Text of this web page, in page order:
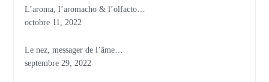
L’aroma, l’aromacho & l’olfacto…
octobre 11, 2022
Le nez, messager de l’âme…
septembre 29, 2022